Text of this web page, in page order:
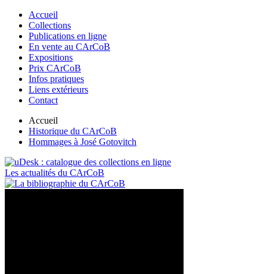
Accueil
Collections
Publications en ligne
En vente au CArCoB
Expositions
Prix CArCoB
Infos pratiques
Liens extérieurs
Contact
Accueil
Historique du CArCoB
Hommages à José Gotovitch
Les actualités du CArCoB